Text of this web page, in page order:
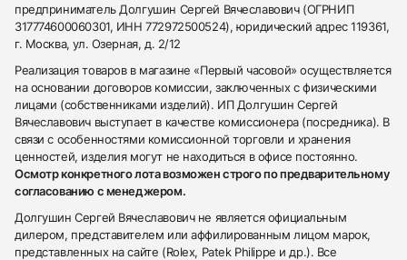
предприниматель Долгушин Сергей Вячеславович (ОГРНИП
317774600060301, ИНН 772972500524), юридический адрес 119361,
г. Москва, ул. Озерная, д. 2/12
Реализация товаров в магазине «Первый часовой» осуществляется
на основании договоров комиссии, заключенных с физическими
лицами (собственниками изделий). ИП Долгушин Сергей
Вячеславович выступает в качестве комиссионера (посредника). В
связи с особенностями комиссионной торговли и хранения
ценностей, изделия могут не находиться в офисе постоянно.
Осмотр конкретного лота возможен строго по предварительному
согласованию с менеджером.
Долгушин Сергей Вячеславович не является официальным
дилером, представителем или аффилированным лицом марок,
представленных на сайте (Rolex, Patek Philippe и др.). Все